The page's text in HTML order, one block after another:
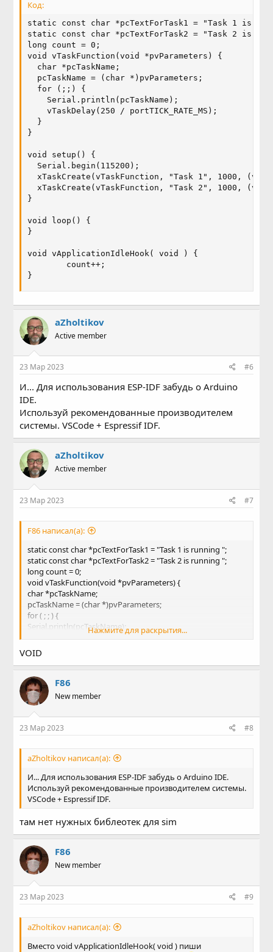
Код:
static const char *pcTextForTask1 = "Task 1 is
static const char *pcTextForTask2 = "Task 2 is
long count = 0;
void vTaskFunction(void *pvParameters) {
  char *pcTaskName;
  pcTaskName = (char *)pvParameters;
  for (;;) {
    Serial.println(pcTaskName);
    vTaskDelay(250 / portTICK_RATE_MS);
  }
}
void setup() {
  Serial.begin(115200);
xTaskCreate(vTaskFunction, "Task 1", 1000,
xTaskCreate(vTaskFunction, "Task 2", 1000,
}
void loop() {
}
void vApplicationIdleHook( void ) {
}
aZholtikov
Active member
23 Мар 2023 #6
И... Для использования ESP-IDF забудь о Arduino
IDE.
Используй рекомендованные производителем
системы. VSCode + Espressif IDF.
aZholtikov
Active member
23 Мар 2023 #7
F86 написал(а):
static const char *pcTextForTask1 = "Task 1 is running ";
static const char *pcTextForTask2 = "Task 2 is running ";
long count = 0;
void vTaskFunction(void *pvParameters) {
char *pcTaskName;
pcTaskName = (char *)pvParameters;
for ( ; ; ) {
Serial.println(pcTaskName);
vTaskDelay(250 / portTICK_RATE_MS);
}
}
Serial.begin(115200);
xTaskCreate(vTaskFunction, "Task 1", 1000, (void
*)pcTextForTask1, 1, NULL);
xTaskCreate(vTaskFunction, "Task 2", 1000, (void
*)pcTextForTask2, 2, NULL);
}
count++;
}
Нажмите для раскрытия...
VOID
F86
New member
23 Мар 2023 #8
aZholtikov написал(а):
И... Для использования ESP-IDF забудь о Arduino IDE.
Используй рекомендованные производителем системы.
VSCode + Espressif IDF.
там нет нужных библеотек для sim
F86
New member
23 Мар 2023 #9
aZholtikov написал(а):
Вместо void vApplicationIdleHook( void ) пиши